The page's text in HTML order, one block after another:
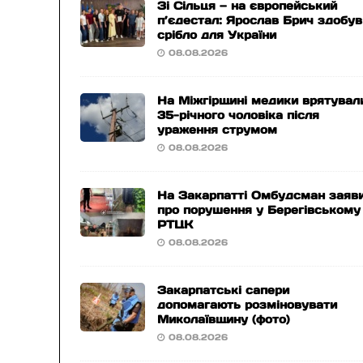
Зі Сільця — на європейський
п’єдестал: Ярослав Брич здобув
срібло для України
08.08.2026
На Міжгірщині медики
35-річного чоловіка після
ураження струмом
08.08.2026
На Закарпатті Омбудсман
про порушення у Берегівському
РТЦК
08.08.2026
Закарпатські сапери
допомагають розміновувати
Миколаївщину (фото)
08.08.2026